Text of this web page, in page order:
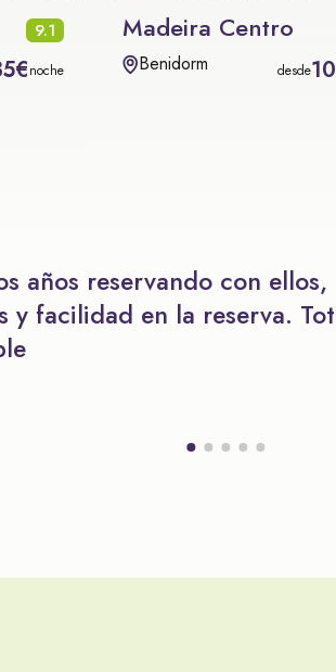
9.1
noche
Madeira Centro
Benidorm desde
años reservando con
y facilidad en la reserva.